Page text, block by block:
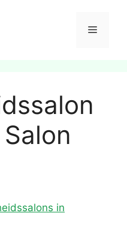
Menu
in